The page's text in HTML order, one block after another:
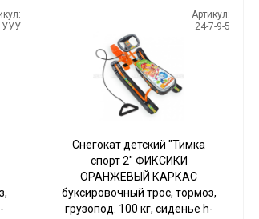
УУУ
Артикул:
24-7-9-5
Снегокат детский "Тимка
спорт 2" ФИКСИКИ
ОРАНЖЕВЫЙ КАРКАС
буксировочный трос, тормоз,
грузопод. 100 кг, сиденье h-